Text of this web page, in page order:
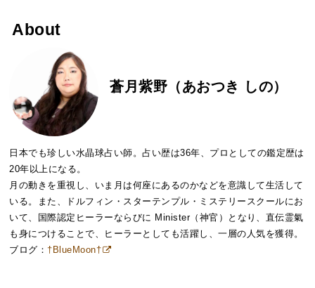
About
蒼月紫野（あおつき しの）
日本でも珍しい水晶球占い師。占い歴は36年、プロとしての鑑定歴は
20年以上になる。
月の動きを重視し、いま月は何座にあるのかなどを意識して生活して
いる。また、ドルフィン・スターテンプル・ミステリースクールにお
いて、国際認定ヒーラーならびに Minister（神官）となり、直伝霊氣
も身につけることで、ヒーラーとしても活躍し、一層の人気を獲得。
ブログ：†BlueMoon†